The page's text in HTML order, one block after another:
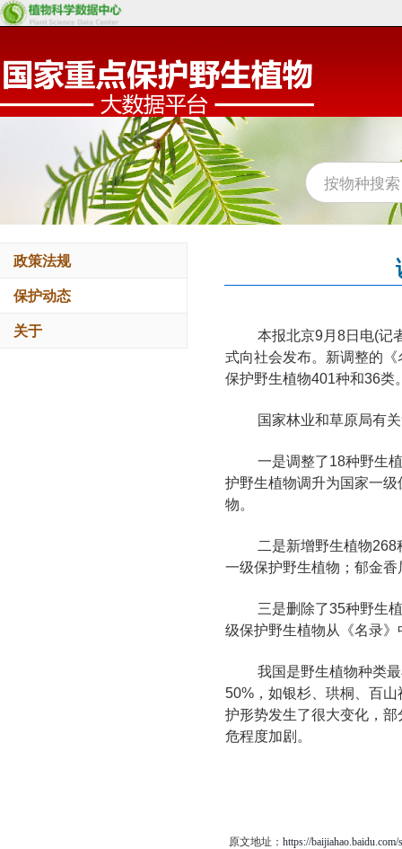
政策法规
保护动态
关于
本报北京9月8日电(记
式向社会发布。新调整的
保护野生植物401种和36类
国家林业和草原局有
一是调整了18种野生
护野生植物调升为国家一
物。
二是新增野生植物
一级保护野生植物；郁金
三是删除了35种野生
级保护野生植物从《名录》
我国是野生植物种类
50%，如银杉、珙桐、百
护形势发生了很大变化，
危程度加剧。
原文地址： https://